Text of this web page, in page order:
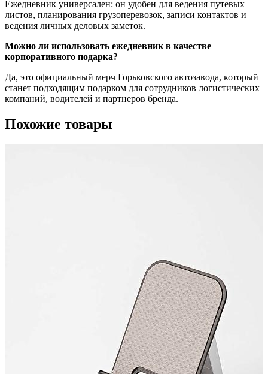
Ежедневник универсален: он удобен для ведения путевых
листов, планирования грузоперевозок, записи контактов и
ведения личных деловых заметок.
Можно ли использовать ежедневник в качестве
корпоративного подарка?
Да, это официальный мерч Горьковского автозавода, который
станет подходящим подарком для сотрудников логистических
компаний, водителей и партнеров бренда.
Похожие товары